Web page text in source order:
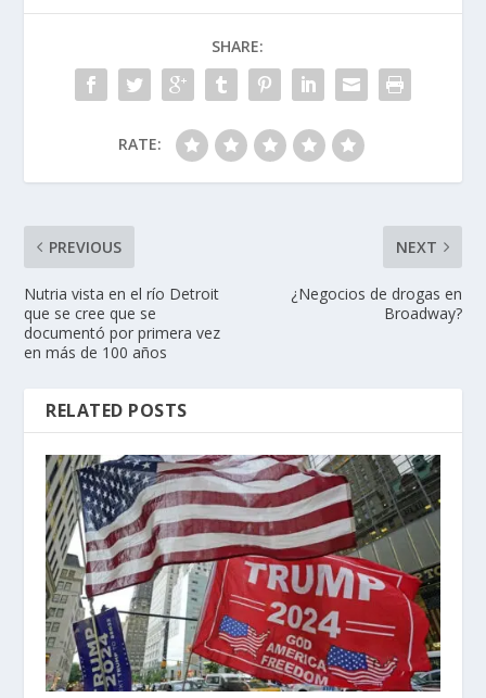
SHARE:
RATE:
PREVIOUS
Nutria vista en el río Detroit
que se cree que se
documentó por primera vez
en más de 100 años
NEXT
¿Negocios de drogas en
Broadway?
RELATED POSTS